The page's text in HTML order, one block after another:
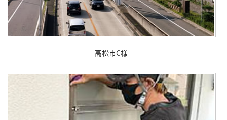
高松市C様